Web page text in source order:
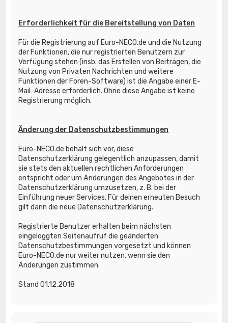
Erforderlichkeit für die Bereitstellung von Daten
Für die Registrierung auf Euro-NECO.de und die Nutzung
der Funktionen, die nur registrierten Benutzern zur
Verfügung stehen (insb. das Erstellen von Beiträgen, die
Nutzung von Privaten Nachrichten und weitere
Funktionen der Foren-Software) ist die Angabe einer E-
Mail-Adresse erforderlich. Ohne diese Angabe ist keine
Registrierung möglich.
Änderung der Datenschutzbestimmungen
Euro-NECO.de behält sich vor, diese
Datenschutzerklärung gelegentlich anzupassen, damit
sie stets den aktuellen rechtlichen Anforderungen
entspricht oder um Änderungen des Angebotes in der
Datenschutzerklärung umzusetzen, z. B. bei der
Einführung neuer Services. Für deinen erneuten Besuch
gilt dann die neue Datenschutzerklärung.
Registrierte Benutzer erhalten beim nächsten
eingeloggten Seitenaufruf die geänderten
Datenschutzbestimmungen vorgesetzt und können
Euro-NECO.de nur weiter nutzen, wenn sie den
Änderungen zustimmen.
Stand 01.12.2018